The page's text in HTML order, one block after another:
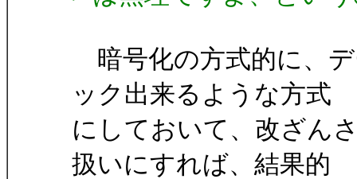
暗号化の方式的に、
ック出来るような方式
にしておいて、改ざん
扱いにすれば、結果的